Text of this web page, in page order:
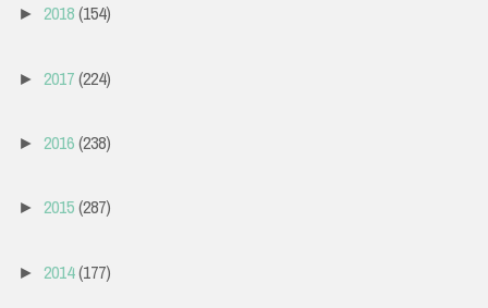
► 2018(154)
► 2017(224)
► 2016(238)
► 2015(287)
► 2014(177)